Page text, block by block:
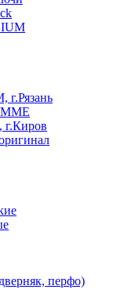
г.Киров
перфо)